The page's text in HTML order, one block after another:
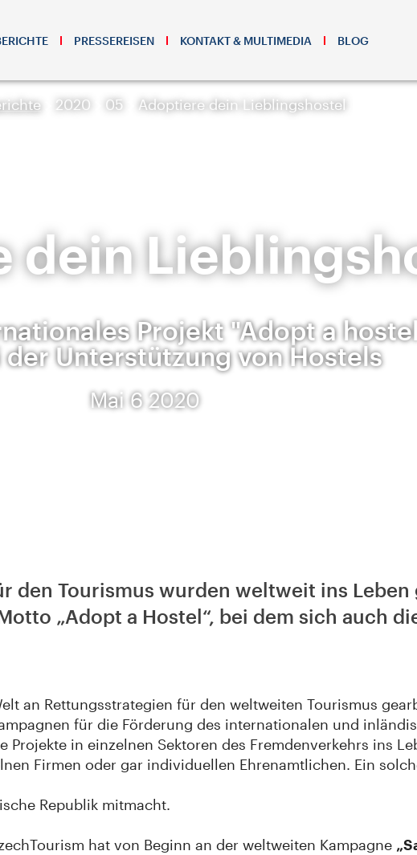
PRESSEREISEN KONTAKT & MULTIMEDIA BLOG
2020 05 Adoptiere dein Lieblingshostel
dein
Projekt "Adopt a
Unterstützung von Hostels
Mai 6 2020
den Tourismus wurden weltweit ins Leben
„Adopt a Hostel“, bei dem sich auch
an Rettungsstrategien für den weltweiten Tourismus
für die Förderung des internationalen und
in einzelnen Sektoren des Fremdenverkehrs ins
Firmen oder gar individuellen Ehrenamtlichen. Ein
Republik mitmacht.
hat von Beginn an der weltweiten Kampagne